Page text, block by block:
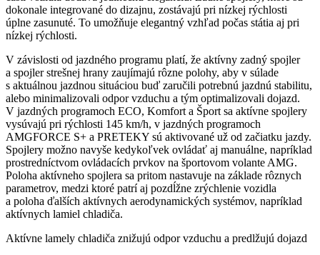
dokonale integrované do dizajnu, zostávajú pri nízkej rýchlosti
úplne zasunuté. To umožňuje elegantný vzhľad počas státia aj pri
nízkej rýchlosti.
V závislosti od jazdného programu platí, že aktívny zadný spojler
a spojler strešnej hrany zaujímajú rôzne polohy, aby v súlade
s aktuálnou jazdnou situáciou buď zaručili potrebnú jazdnú stabilitu,
alebo minimalizovali odpor vzduchu a tým optimalizovali dojazd.
V jazdných programoch ECO, Komfort a Šport sa aktívne spojlery
vysúvajú pri rýchlosti 145 km/h, v jazdných programoch
AMGFORCE S+ a PRETEKY sú aktivované už od začiatku jazdy.
Spojlery možno navyše kedykoľvek ovládať aj manuálne, napríklad
prostredníctvom ovládacích prvkov na športovom volante AMG.
Poloha aktívneho spojlera sa pritom nastavuje na základe rôznych
parametrov, medzi ktoré patrí aj pozdĺžne zrýchlenie vozidla
a poloha ďalších aktívnych aerodynamických systémov, napríklad
aktívnych lamiel chladiča.
Aktívne lamely chladiča znižujú odpor vzduchu a predlžujú dojazd